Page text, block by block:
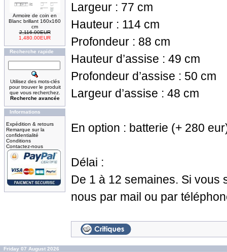
Armoire de coin en
Blanc brillant 160x160
cm
2,116.00EUR
1,480.00EUR
Recherche rapide
Utilisez des mots-clés
pour trouver le produit
que vous recherchez.
Recherche avancée
Informations
Expédition & retours
Remarque sur la
confidentialité
Conditions
Contactez-nous
Largeur : 77 cm
Hauteur : 114 cm
Profondeur : 88 cm
Hauteur d’assise : 49 cm
Profondeur d’assise : 50 cm
Largeur d’assise : 48 cm
En option : batterie (+ 280
Délai :
De 1 à 12 semaines. Si vous
nous par mail ou par
Friday 07 August 2026